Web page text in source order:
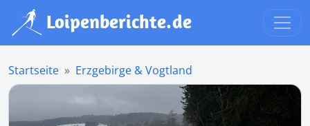
Startseite Erzgebirge & Vogtland